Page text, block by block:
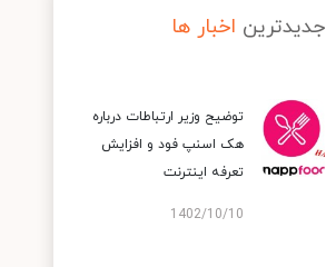
جدیدترین اخبار ها
توضیح وزیر ارتباطات درباره
هک اسنپ‌ فود و افزایش
تعرفه اینترنت
1402/10/10